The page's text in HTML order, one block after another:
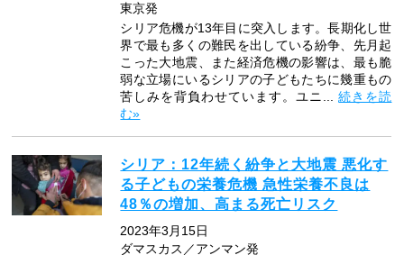
東京発
シリア危機が13年目に突入します。長期化し世
界で最も多くの難民を出している紛争、先月起
こった大地震、また経済危機の影響は、最も脆
弱な立場にいるシリアの子どもたちに幾重もの
苦しみを背負わせています。ユニ...続きを読
む»
シリア：12年続く紛争と大地震 悪化す
る子どもの栄養危機 急性栄養不良は
48％の増加、高まる死亡リスク
2023年3月15日
ダマスカス／アンマン発